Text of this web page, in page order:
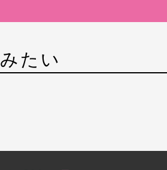
たい